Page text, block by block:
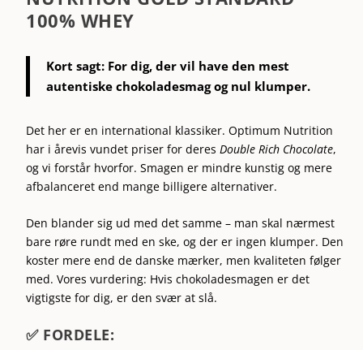
100% WHEY
Kort sagt: For dig, der vil have den mest
autentiske chokoladesmag og nul klumper.
Det her er en international klassiker. Optimum Nutrition
har i årevis vundet priser for deresDouble Rich Chocolate,
og vi forstår hvorfor. Smagen er mindre kunstig og mere
afbalanceret end mange billigere alternativer.
Den blander sig ud med det samme – man skal nærmest
bare røre rundt med en ske, og der er ingen klumper. Den
koster mere end de danske mærker, men kvaliteten følger
med. Vores vurdering: Hvis chokoladesmagen er det
vigtigste for dig, er den svær at slå.
✅ FORDELE: